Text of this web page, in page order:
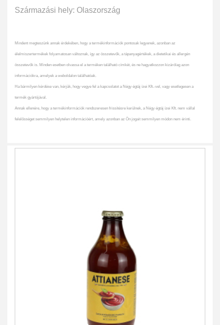
Származási hely: Olaszország
Mindent megteszünk annak érdekében, hogy a termékinformációk pontosak legyenek, azonban az
élelmiszertermékek folyamatosan változnak, így az összetevők, a tápanyagértékek, a dietetikai és allergén
összetevők is. Minden esetben olvassa el a terméken található címkét, és ne hagyatkozzon kizárólag azon
információkra, amelyek a weboldalon találhatóak.
Ha bármilyen kérdése van, kérjük, hogy vegye fel a kapcsolatot a Négy égtáj ízei Kft.-vel, vagy esetlegesen a
termék gyártójával.
Annak ellenére, hogy a termékinformációk rendszeresen frissítésre kerülnek, a Négy égtáj ízei Kft. nem vállal
felelősséget semmilyen helytelen információért, amely azonban az Ön jogait semmilyen módon nem érinti.